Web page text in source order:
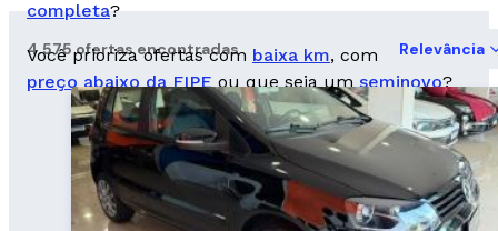
completa?
Você prioriza ofertas com baixa km, com
preço abaixo da FIPEou que seja umseminovo?
4.575 ofertas encontradas Relevância